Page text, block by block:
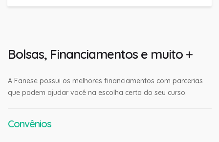
Bolsas, Financiamentos e muito +
A Fanese possui os melhores financiamentos com parcerias
que podem ajudar você na escolha certa do seu curso.
Convênios